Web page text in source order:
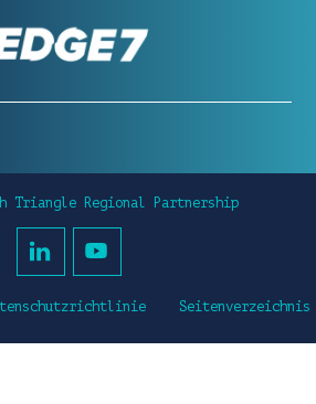
Triangle Regional Partnership
Seitenverzeichnis